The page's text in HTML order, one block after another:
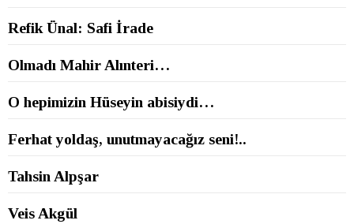
Refik Ünal: Safi İrade
Olmadı Mahir Alınteri…
O hepimizin Hüseyin abisiydi…
Ferhat yoldaş, unutmayacağız seni!..
Tahsin Alpşar
Veis Akgül